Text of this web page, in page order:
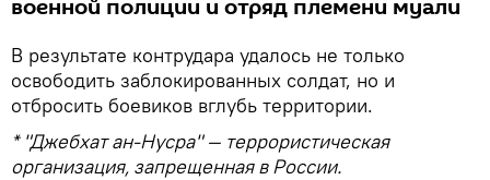
военной полиции и отряд племени муали
В результате контрудара удалось не только
освободить заблокированных солдат, но и
отбросить боевиков вглубь территории.
* "Джебхат ан-Нусра" — террористическая
организация, запрещенная в России.